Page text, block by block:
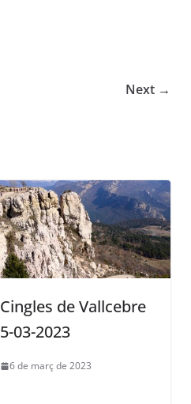
Next →
Cingles de Vallcebre
5-03-2023
6 de març de 2023